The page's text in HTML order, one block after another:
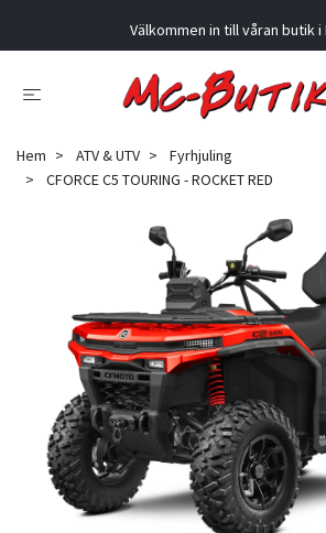
Välkommen in till våran butik i
Hem ATV & UTV
Fyrhjuling
CFORCE C5 TOURING - ROCKET RED